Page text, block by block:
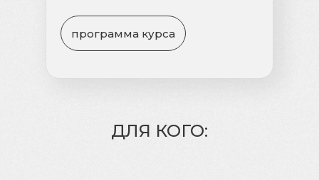
программа курса
ДЛЯ КОГО: